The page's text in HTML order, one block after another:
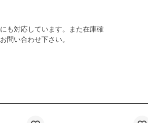
も対応しています。また在庫確
問い合わせ下さい。